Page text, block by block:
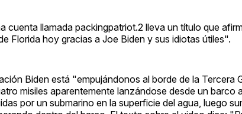
cuenta llamada packingpatriot.2 lleva un título que
Florida hoy gracias a Joe Biden y sus idiotas útiles".
Biden está "empujándonos al borde de la Tercera
misiles aparentemente lanzándose desde un barco
por un submarino en la superficie del agua, luego